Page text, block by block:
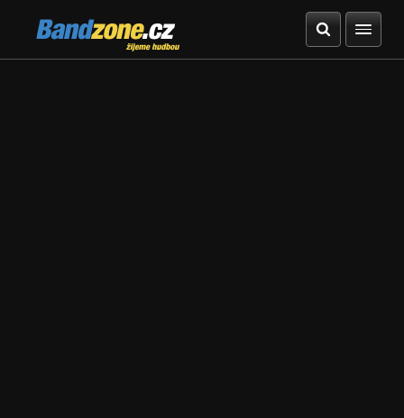
Bandzone.cz
žijeme hudbou